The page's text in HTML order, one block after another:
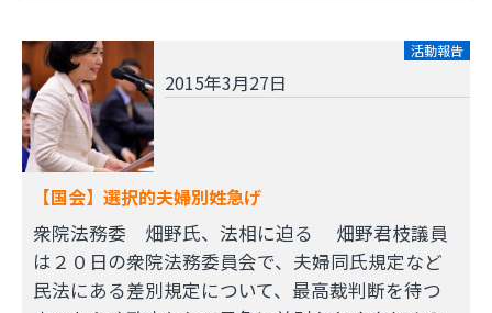
活動報告
2015年3月27日
【国会】選択的夫婦別姓急げ
衆院法務委 畑野氏、法相に迫る 畑野君枝議員
は２０日の衆院法務委員会で、夫婦同氏規定など
民法にある差別規定について、最高裁判断を待つ